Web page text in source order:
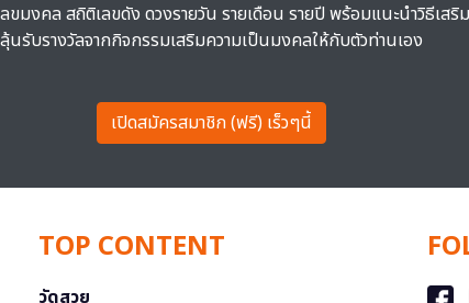
ลขมงคล สถิติเลขดัง ดวงรายวัน รายเดือน รายปี พร้อมแนะนำวิธีเสริ
ลุ้นรับรางวัลจากกิจกรรมเสริมความเป็นมงคลให้กับตัวท่านเอง
เปิดสมัครสมาชิก (ฟรี) เร็วๆนี้
TOP CONTENT
วัดสวย